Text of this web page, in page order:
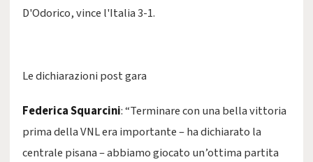
D'Odorico, vince l'Italia 3-1.
Le dichiarazioni post gara
Federica Squarcini: “Terminare con una bella vittoria
prima della VNL era importante – ha dichiarato la
centrale pisana – abbiamo giocato un’ottima partita